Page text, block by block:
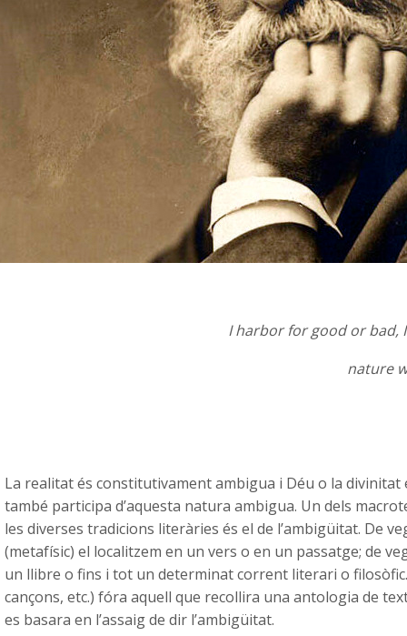
I harbor for good or bad,
nature
La realitat és constitutivament ambigua i Déu o la
també participa d’aquesta natura ambigua. Un dels
les diverses tradicions literàries és el de l’ambigüitat. De
(metafísic) el localitzem en un vers o en un passatge; de
un llibre o fins i tot un determinat corrent literari o
cançons, etc.) fóra aquell que recollira una antologia de
es basara en l’assaig de dir l’ambigüitat.